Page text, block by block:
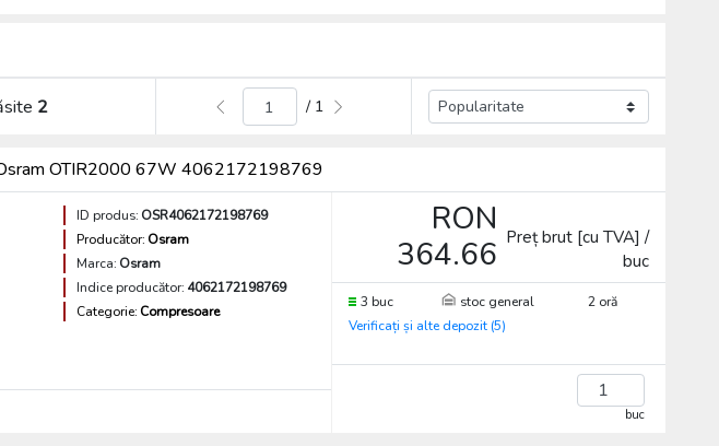
2 / 1
OTIR2000 67W 4062172198769
ID produs: OSR4062172198769
Producător: Osram
Marca: Osram
Indice producător: 4062172198769
Categorie: Compresoare
RON
364.66 Preț brut [cu TVA] /
buc
3 buc stoc general
2 oră
Verificați și alte depozit (5)
buc